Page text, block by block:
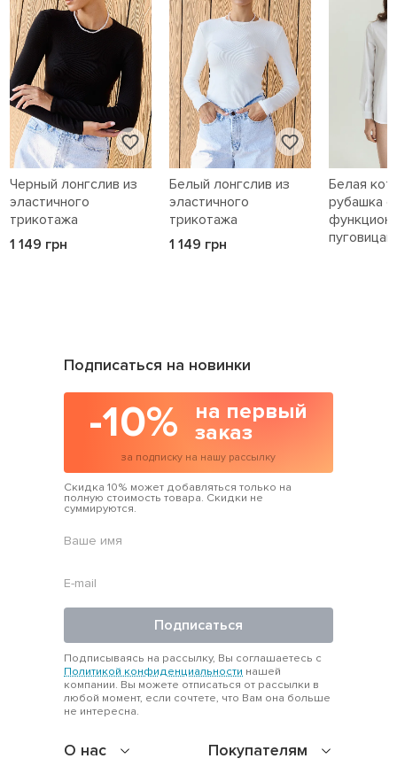
Черный лонгслив из
эластичного
трикотажа
1 149 грн
Белый лонгслив из
эластичного
трикотажа
1 149 грн
Белая
рубашка с
О нас Покупателям
Подписаться на новинки
-10%
на первый
заказ
за подписку на нашу рассылку
Скидка 10% может добавляться только на
полную стоимость товара. Скидки не
суммируются.
Подписаться
Подписываясь на рассылку, Вы соглашаетесь с
Политикой конфиденциальности нашей
компании. Вы можете отписаться от рассылки в
любой момент, если сочтете, что Вам она больше
не интересна.